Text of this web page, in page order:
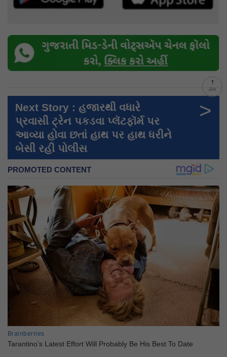
ટોચ
Next Story : હજારથી વધારે
પ્રવાસી ટ્રેન પકડવા પ્લૅટફૉર્મ પર
આવ્યા હોવા છતાં હાથ પર હાથ ધરીને
બેસી રહી પોલીસ
>